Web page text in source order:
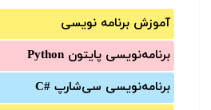
آموزش برنامه نویسی
برنامه‌نویسی پایتون Python
برنامه‌‌نویسی سی‌شارپ C#‎